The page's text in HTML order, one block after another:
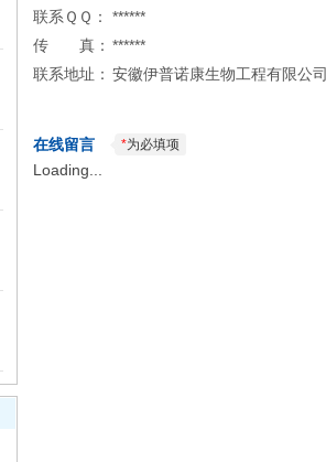
联系ＱＱ：
******
传 真： ******
联系地址： 安徽伊普诺康生物工程有限公司
在线留言 *为必填项
Loading...